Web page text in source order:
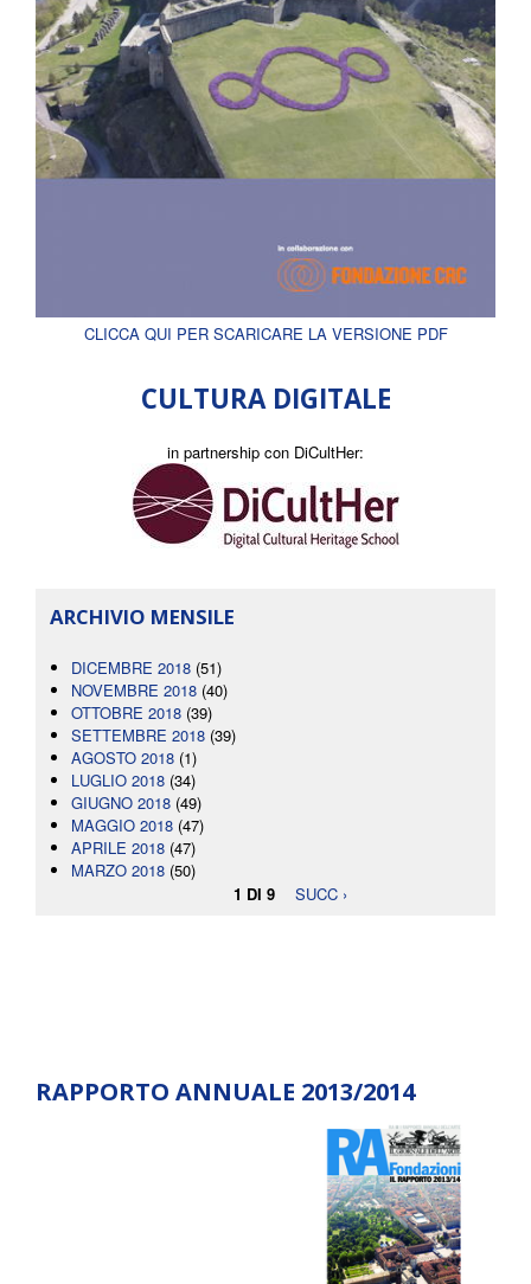
CLICCA QUI PER SCARICARE LA VERSIONE PDF
CULTURA DIGITALE
in partnership con DiCultHer:
ARCHIVIO MENSILE
DICEMBRE 2018 (51)
NOVEMBRE 2018 (40)
OTTOBRE 2018 (39)
SETTEMBRE 2018 (39)
AGOSTO 2018 (1)
LUGLIO 2018 (34)
GIUGNO 2018 (49)
MAGGIO 2018 (47)
APRILE 2018 (47)
MARZO 2018 (50)
1 DI 9
SUCC ›
RAPPORTO ANNUALE 2013/2014